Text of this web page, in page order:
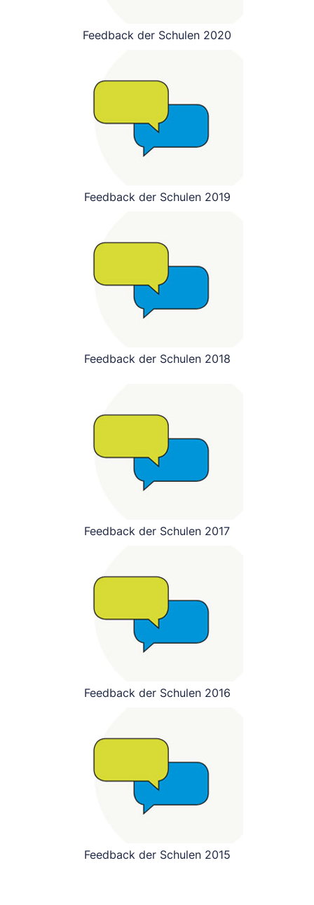
Feedback der Schulen 2020
Feedback der Schulen 2019
Feedback der Schulen 2018
Feedback der Schulen 2017
Feedback der Schulen 2016
Feedback der Schulen 2015